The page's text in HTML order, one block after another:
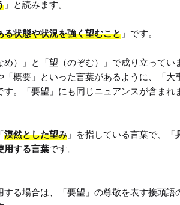
」と読みます。
る状態や状況を強く望むこと 」です。
め）」と「望（のぞむ）」で成り立ってい
「概要」といった言葉があるように、「
。「要望」にも同じニュアンスが含まれ
漠然とした望み 」を指している言葉で、
用する言葉です。
する場合は、「要望」の尊敬を表す接頭語